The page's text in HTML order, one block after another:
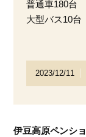
普通車180台
大型バス10台
2023/12/11
伊豆高原ペンシ